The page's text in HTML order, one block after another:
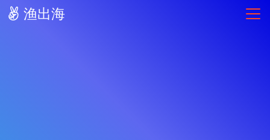
渔出海